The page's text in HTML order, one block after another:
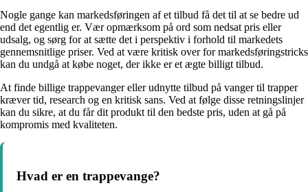
Nogle gange kan markedsføringen af et tilbud få det til at se bedre ud
end det egentlig er. Vær opmærksom på ord som nedsat pris eller
udsalg, og sørg for at sætte det i perspektiv i forhold til markedets
gennemsnitlige priser. Ved at være kritisk over for markedsføringstricks
kan du undgå at købe noget, der ikke er et ægte billigt tilbud.
At finde billige trappevanger eller udnytte tilbud på vanger til trapper
kræver tid, research og en kritisk sans. Ved at følge disse retningslinjer
kan du sikre, at du får dit produkt til den bedste pris, uden at gå på
kompromis med kvaliteten.
Hvad er en trappevange?